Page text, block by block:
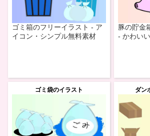
ゴミ箱のフリーイラスト - ア
イコン・シンプル無料素材
豚の貯金
- かわい
ゴミ袋のイラスト ダン